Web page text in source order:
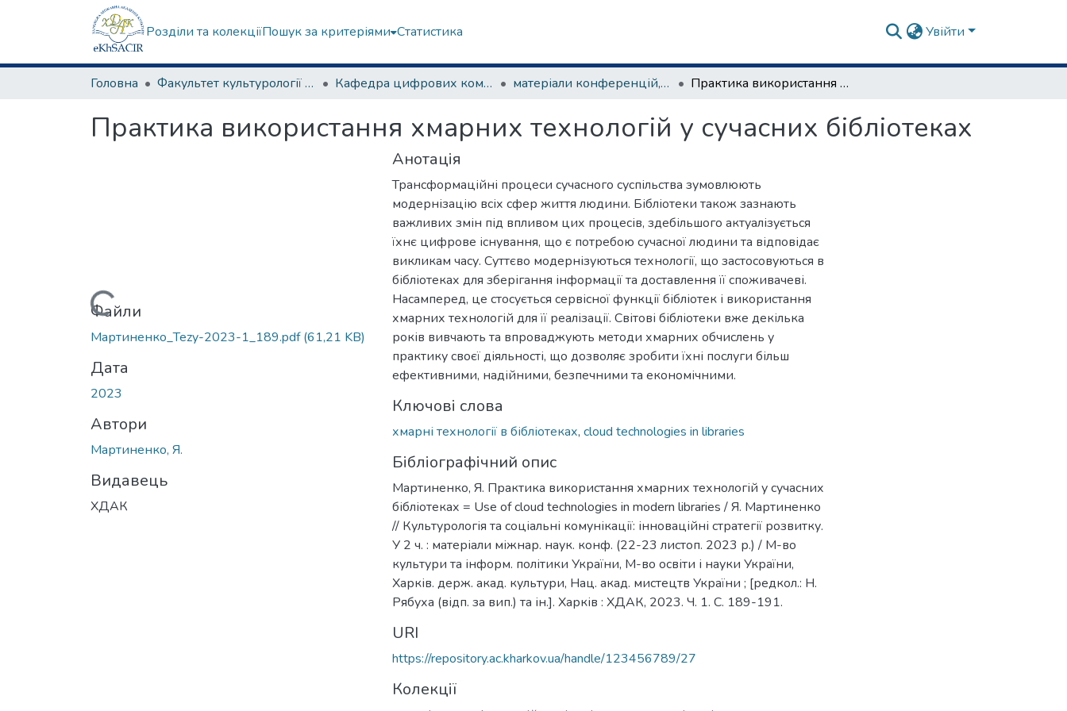
Розділи та колекціїПошук за критеріями Статистика Увійти
Головна Факультет культурології та соціальних комунікацій Кафедра цифрових комунікацій та інформаційних технологій матеріали конференцій, семінарів, круглих столів та ін. Практика використання хмарних технологій у сучасних бібліотеках
Практика використання хмарних технологій у сучасних бібліотеках
Вантажиться...
Файли
Мартиненко_Tezy-2023-1_189.pdf(61,21 KB)
Дата
2023
Автори
Мартиненко, Я.
Видавець
ХДАК
Анотація
Трансформаційні процеси сучасного суспільства зумовлюють
модернізацію всіх сфер життя людини. Бібліотеки також зазнають
важливих змін під впливом цих процесів, здебільшого актуалізується
їхнє цифрове існування, що є потребою сучасної людини та відповідає
викликам часу. Суттєво модернізуються технології, що застосовуються в
бібліотеках для зберігання інформації та доставлення її споживачеві.
Насамперед, це стосується сервісної функції бібліотек і використання
хмарних технологій для її реалізації. Світові бібліотеки вже декілька
років вивчають та впроваджують методи хмарних обчислень у
практику своєї діяльності, що дозволяє зробити їхні послуги більш
ефективними, надійними, безпечними та економічними.
Ключові слова
хмарні технології в бібліотеках, cloud technologies in libraries
Бібліографічний опис
Мартиненко, Я. Практика використання хмарних технологій у сучасних
бібліотеках = Use of cloud technologies in modern libraries / Я. Мартиненко
// Культурологія та соціальні комунікації: інноваційні стратегії розвитку.
У 2 ч. : матеріали міжнар. наук. конф. (22-23 листоп. 2023 р.) / М-во
культури та інформ. політики України, М-во освіти і науки України,
Харків. держ. акад. культури, Нац. акад. мистецтв України ; [редкол.: Н.
Рябуха (відп. за вип.) та ін.]. Харків : ХДАК, 2023. Ч. 1. С. 189-191.
URI
https://repository.ac.kharkov.ua/handle/123456789/27
Колекції